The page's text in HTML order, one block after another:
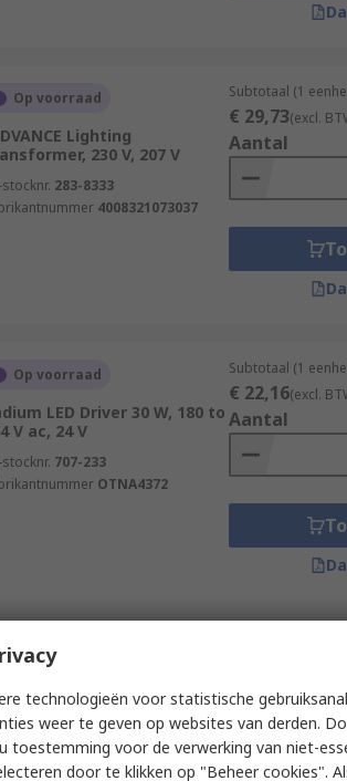
Op voorraad
Lighting
230 V, 207 V
stocknr. 283-8333
4008321073037
Subtotaal (1
€ 29,73(excl.
Aantal
Op voorraad
LED Driver 30 W, 180 to
V ac, 24 V
stocknr. 707-233
OTNA4372
Subtotaal (1
€ 22,16(excl.
Aantal
Op voorraad
LED Driver 60 W, 180 to
V ac, 24 V
stocknr.
707-235
OTNA4373
Aantal
technologieën voor statistische
weer te geven op websites van derden.
toestemming voor de verwerking van niet-
door te klikken op "Beheer cookies".